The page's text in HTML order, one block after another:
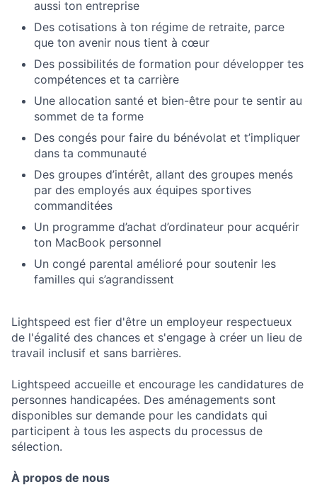
aussi ton entreprise
Des cotisations à ton régime de retraite, parce
que ton avenir nous tient à cœur
Des possibilités de formation pour développer tes
compétences et ta carrière
Une allocation santé et bien-être pour te sentir au
sommet de ta forme
Des congés pour faire du bénévolat et t’impliquer
dans ta communauté
Des groupes d’intérêt, allant des groupes menés
par des employés aux équipes sportives
commanditées
Un programme d’achat d’ordinateur pour acquérir
ton MacBook personnel
Un congé parental amélioré pour soutenir les
familles qui s’agrandissent
Lightspeed est fier d'être un employeur respectueux
de l'égalité des chances et s'engage à créer un lieu de
travail inclusif et sans barrières.
Lightspeed accueille et encourage les candidatures de
personnes handicapées. Des aménagements sont
disponibles sur demande pour les candidats qui
participent à tous les aspects du processus de
sélection.
À propos de nous